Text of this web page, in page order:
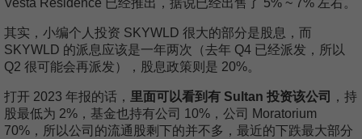
Vesta Residence 已经推出，据说已经出售了 5% ~ 7% 左右。
其实，小编个人投资 SKYWLD 很大的部分是股息，而
SKYWLD 的派息应该是一年两次（去年 Q4 已经派发，所以
Q2 很可能会再派发），股息政策则是 20%。
打开 2023 年报的话， 里面可以看到有 Sultan 投资该公司
，持
股最低为 2%，基金也持有公司 10%，公司 Moratorium
70%，所以公司的流通股剩下的并不多，最近的下跌最大部分